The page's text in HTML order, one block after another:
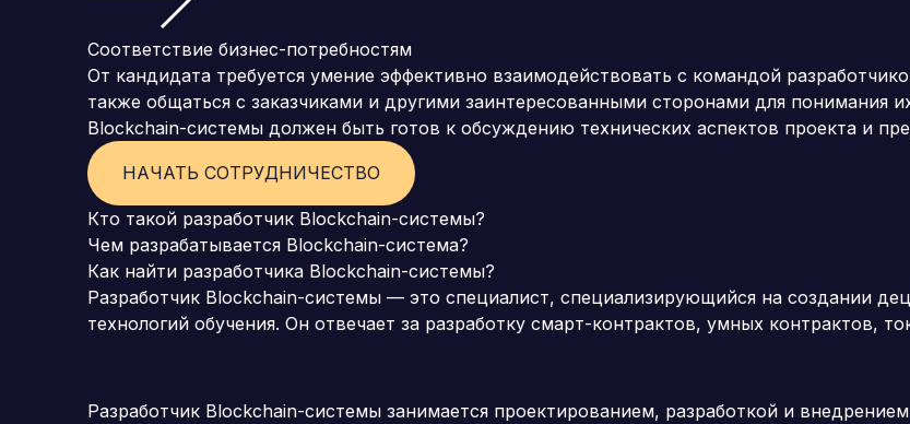
Соответствие бизнес-потребностям
От кандидата требуется умение эффективно взаимодействовать с командой
также общаться с заказчиками и другими заинтересованными сторонами для понимания
Blockchain-системы должен быть готов к обсуждению технических аспектов проекта и
НАЧАТЬ СОТРУДНИЧЕСТВО
Кто такой разработчик Blockchain-системы?
Чем разрабатывается Blockchain-система?
Как найти разработчика Blockchain-системы?
Разработчик Blockchain-системы — это специалист, специализирующийся на создании
технологий обучения. Он отвечает за разработку смарт-контрактов, умных контрактов,
Разработчик Blockchain-системы занимается проектированием, разработкой и